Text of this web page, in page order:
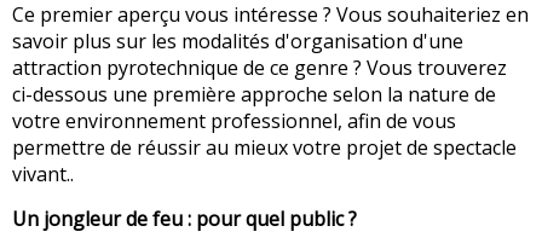
Ce premier aperçu vous intéresse ? Vous souhaiteriez en
savoir plus sur les modalités d'organisation d'une
attraction pyrotechnique de ce genre ? Vous trouverez
ci-dessous une première approche selon la nature de
votre environnement professionnel, afin de vous
permettre de réussir au mieux votre projet de spectacle
vivant..
Un jongleur de feu : pour quel public ?